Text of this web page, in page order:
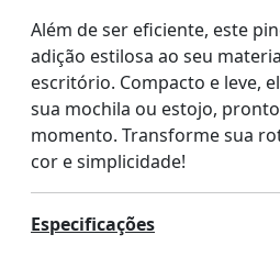
Além de ser eficiente, este
adição estilosa ao seu
escritório. Compacto e leve,
sua mochila ou estojo,
momento. Transforme sua
cor e simplicidade!
Especificações